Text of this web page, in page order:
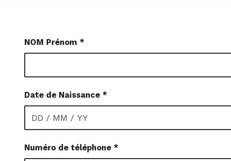
NOM Prénom *
Date de Naissance *
Numéro de téléphone *